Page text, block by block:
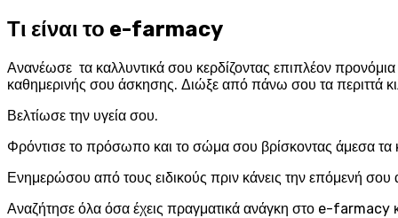
Τι είναι το e-farmacy
Ανανέωσε τα καλλυντικά σου κερδίζοντας επιπλέον
καθημερινής σου άσκησης. Διώξε από πάνω σου τα περιττά
Βελτίωσε την υγεία σου.
Φρόντισε το πρόσωπο και το σώμα σου βρίσκοντας άμεσα τα
Ενημερώσου από τους ειδικούς πριν κάνεις την επόμενή
Αναζήτησε όλα όσα έχεις πραγματικά ανάγκη στο e-farmacy